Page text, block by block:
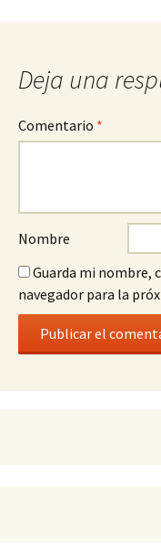
entrada
Deja una
Comentario *
Nombre
Guarda mi nombre,
navegador para la